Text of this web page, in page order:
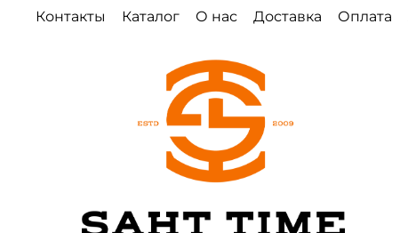
Контакты Каталог О нас Доставка Оплата